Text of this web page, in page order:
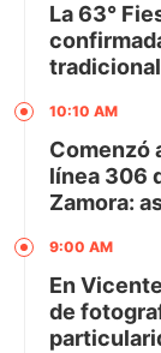
La 63°
10:10 AM
Comenzó
línea 306
Zamora:
9:00 AM
En
de